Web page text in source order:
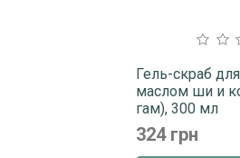
Гель-скраб
маслом ши и
гам), 300 мл
324 грн